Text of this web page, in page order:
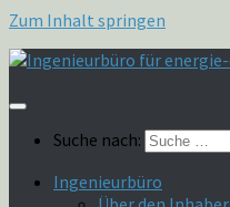
Zum Inhalt springen
Suche nach:
Ingenieurbüro